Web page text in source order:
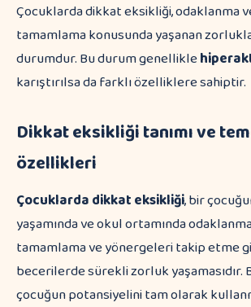
Çocuklarda dikkat eksikliği, odaklanma
tamamlama konusunda yaşanan
durumdur. Bu durum genellikle
karıştırılsa da farklı özelliklere sahiptir.
Dikkat eksikliği tanımı ve
özellikleri
Çocuklarda dikkat eksikliği, bir
yaşamında ve okul ortamında
tamamlama ve yönergeleri takip etme
becerilerde sürekli zorluk yaşamasıdır.
çocuğun potansiyelini tam olarak